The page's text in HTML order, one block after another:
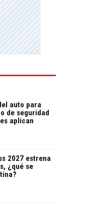
auto para
de seguridad
aplican
2027 estrena
¿qué se